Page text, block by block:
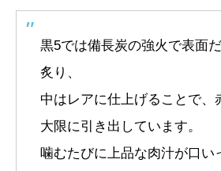
黒5では備長炭の強火で表面
炙り、
中はレアに仕上げることで、
大限に引き出しています。
噛むたびに上品な肉汁が口い